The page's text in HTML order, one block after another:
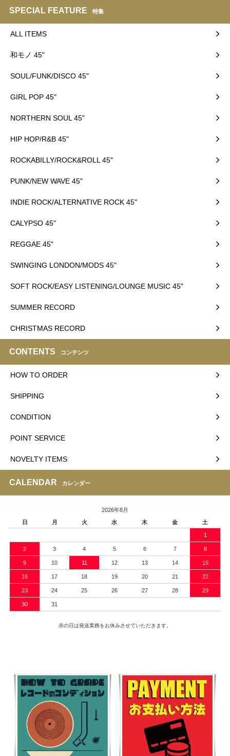
SPECIAL FEATURE 特集
ALL ITEMS
和モノ 45"
SOUL/FUNK/DISCO 45"
GIRL POP 45"
NORTHERN SOUL 45"
HIP HOP/R&B 45"
ROCKABILLY/ROCK&ROLL 45"
PUNK/NEW WAVE 45"
INDIE ROCK/ALTERNATIVE ROCK 45"
CALYPSO 45"
REGGAE 45"
SWINGING LONDON/MODS 45"
SOFT ROCK/EASY LISTENING/LOUNGE MUSIC 45"
SUMMER RECORD
CHRISTMAS RECORD
CONTENTS コンテンツ
HOW TO ORDER
SHIPPING
CONDITION
POINT SERVICE
NOVELTY ITEMS
CALENDAR カレンダー
2026年8月
日
月 火 水 木 金 土
1
2 3 4 5 6 7 8
9 10 11 12 13 14 15
16 17 18 19 20 21 22
23 24 25 26 27 28 29
30 31
赤の日は発送業務をお休みさせていただきます。